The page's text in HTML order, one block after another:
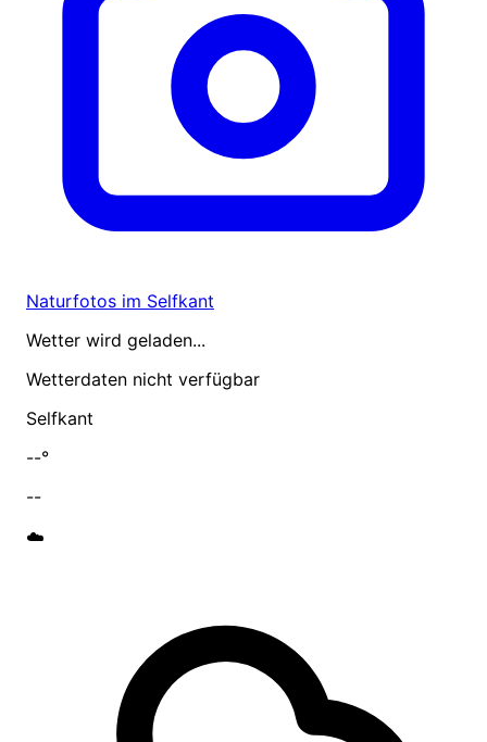
Naturfotos im Selfkant
Wetter wird geladen...
Wetterdaten nicht verfügbar
Selfkant
--°
--
☁️